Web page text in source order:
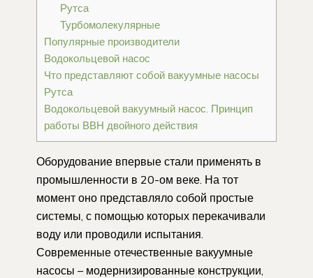
Рутса
Турбомолекулярные
Популярные производители
Водокольцевой насос
Что представляют собой вакуумные насосы
Рутса
Водокольцевой вакуумный насос. Принцип
работы ВВН двойного действия
Оборудование впервые стали применять в
промышленности в 20-ом веке. На тот
момент оно представляло собой простые
системы, с помощью которых перекачивали
воду или проводили испытания.
Современные отечественные вакуумные
насосы – модернизированные конструкции,